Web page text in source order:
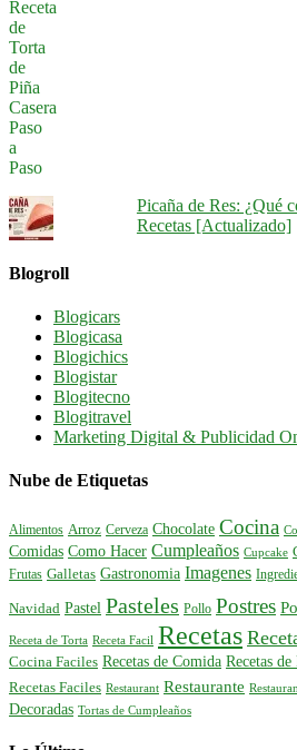
Picaña de Res: ¿Qué
Recetas [Actualizado]
Blogroll
Blogicars
Blogicasa
Blogichics
Blogistar
Blogitecno
Blogitravel
Marketing Digital & Publicidad
Nube de Etiquetas
Alimentos Arroz Cerveza Chocolate Cocina
Comidas Como Hacer Cumpleaños Cupcake
Frutas Galletas Gastronomia Imagenes
Navidad Pastel Pasteles Pollo Postres
Receta de Torta Receta Facil Recetas
Cocina Faciles Recetas de Comida Recetas de
Recetas Faciles Restaurant Restaurante
Decoradas Tortas de Cumpleaños